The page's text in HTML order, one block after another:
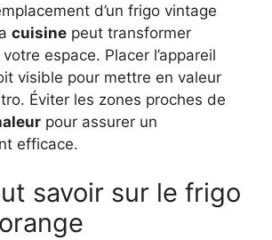
d’un frigo vintage
cuisine peut transformer
espace. Placer l’appareil
visible pour mettre en valeur
Éviter les zones proches de
pour assurer un
efficace.
savoir sur le frigo